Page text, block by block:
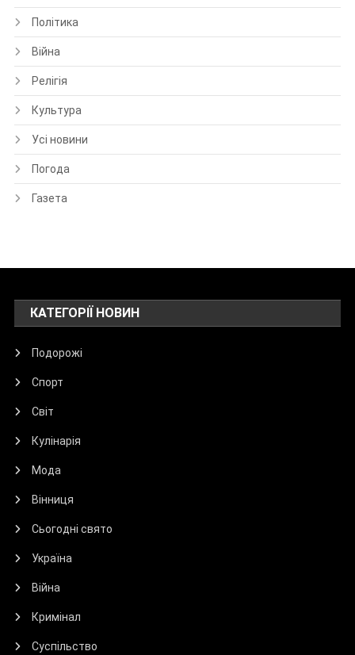
Політика
Війна
Релігія
Культура
Усі новини
Погода
Газета
КАТЕГОРІЇ НОВИН
Подорожі
Спорт
Світ
Кулінарія
Мода
Вінниця
Сьогодні свято
Україна
Війна
Кримінал
Суспільство